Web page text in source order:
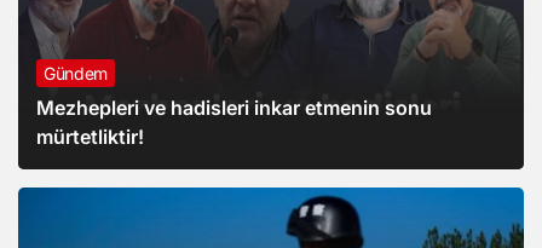
Gündem
Mezhepleri ve hadisleri inkar etmenin sonu
mürtetliktir!